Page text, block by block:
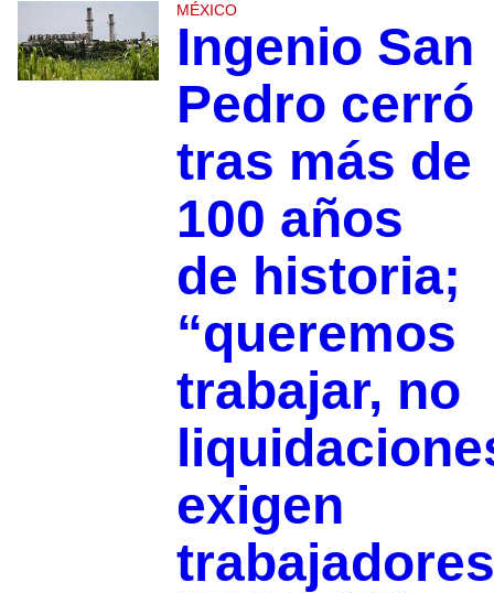
MÉXICO
Ingenio San
Pedro cerró
tras más de
100 años
de historia;
“queremos
trabajar, no
exigen
trabajadores